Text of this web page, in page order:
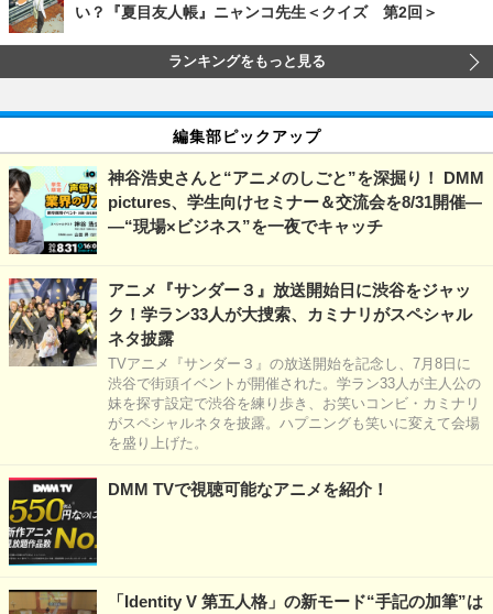
い？『夏目友人帳』ニャンコ先生＜クイズ 第2回＞
ランキングをもっと見る
編集部ピックアップ
神谷浩史さんと“アニメのしごと”を深掘り！ DMM
pictures、学生向けセミナー＆交流会を8/31開催―
―“現場×ビジネス”を一夜でキャッチ
アニメ『サンダー３』放送開始日に渋谷をジャッ
ク！学ラン33人が大捜索、カミナリがスペシャル
ネタ披露
TVアニメ『サンダー３』の放送開始を記念し、7月8日に
渋谷で街頭イベントが開催された。学ラン33人が主人公の
妹を探す設定で渋谷を練り歩き、お笑いコンビ・カミナリ
がスペシャルネタを披露。ハプニングも笑いに変えて会場
を盛り上げた。
DMM TVで視聴可能なアニメを紹介！
「Identity V 第五人格」の新モード“手記の加筆”は